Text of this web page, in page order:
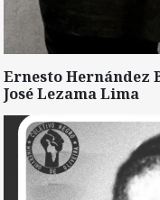
Ernesto Hernández
José Lezama Lima